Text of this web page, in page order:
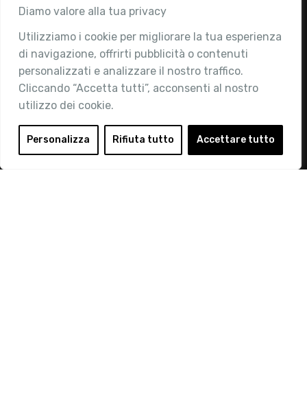
Diamo valore alla tua privacy
Utilizziamo i cookie per migliorare la tua esperienza
di navigazione, offrirti pubblicità o contenuti
personalizzati e analizzare il nostro traffico.
Cliccando “Accetta tutti”, acconsenti al nostro
utilizzo dei cookie.
Personalizza Rifiuta tutto Accettare tutto
Associazione
Chi siamo
Attività
Contatti
Area Riservata
Login
Diventa Socio